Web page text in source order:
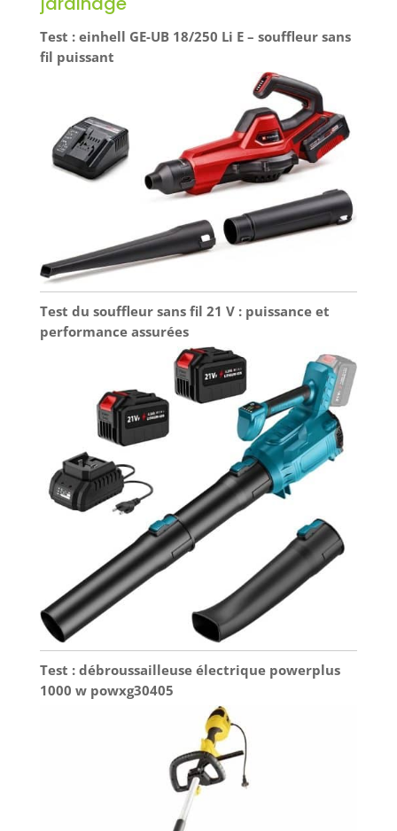
Test : einhell GE-UB 18/250 Li E – souffleur sans
fil puissant
Test du souffleur sans fil 21 V : puissance et
performance assurées
Test : débroussailleuse électrique powerplus
1000 w powxg30405